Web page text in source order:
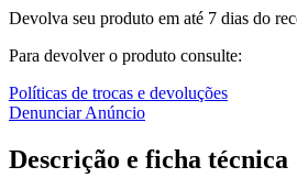
Devolva seu produto em até 7 dias do
Para devolver o produto consulte:
Políticas de trocas e devoluções
Denunciar Anúncio
Descrição e ficha técnica